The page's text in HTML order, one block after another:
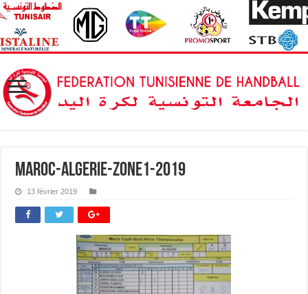
maroc-algerie-zone1-2019
13 février 2019